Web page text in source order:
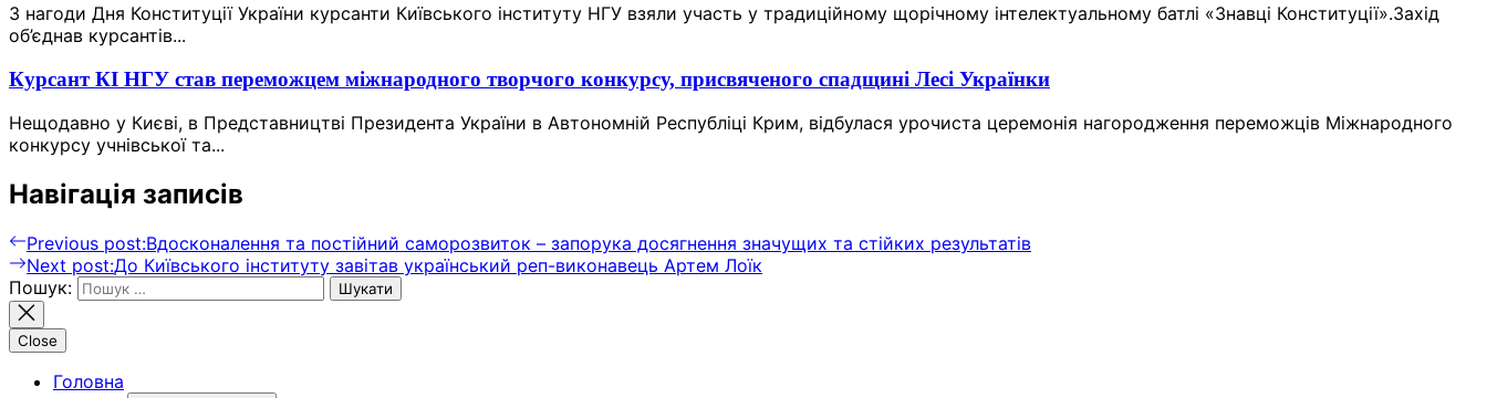
З нагоди Дня Конституції України курсанти Київського інституту НГУ взяли участь у традиційному щорічному інтелектуальному батлі «Знавці Конституції».Захід
об’єднав курсантів...
Курсант КІ НГУ став переможцем міжнародного творчого конкурсу, присвяченого спадщині Лесі Українки
Нещодавно у Києві, в Представництві Президента України в Автономній Республіці Крим, відбулася урочиста церемонія нагородження переможців Міжнародного
конкурсу учнівської та...
Навігація записів
Previous post:Вдосконалення та постійний саморозвиток – запорука досягнення значущих та стійких результатів
Next post:До Київського інституту завітав український реп-виконавець Артем Лоїк
Пошук:
Close
Головна